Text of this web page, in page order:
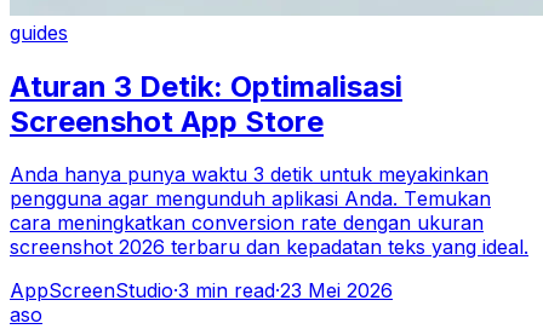
guides
Aturan 3 Detik: Optimalisasi
Screenshot App Store
Anda hanya punya waktu 3 detik untuk meyakinkan
pengguna agar mengunduh aplikasi Anda. Temukan
cara meningkatkan conversion rate dengan ukuran
screenshot 2026 terbaru dan kepadatan teks yang ideal.
AppScreenStudio·3 min read·23 Mei 2026
aso